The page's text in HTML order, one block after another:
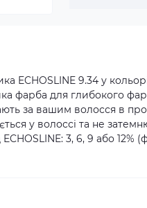
ECHOSLINE 9.34 у
фарба для глибокого
за вашим волосся в
у волоссі та не
3, 6, 9 або 12%